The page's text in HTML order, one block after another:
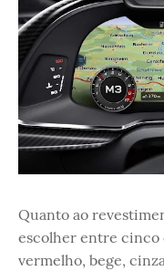
Quanto ao
escolher entre cinco
vermelho, bege,